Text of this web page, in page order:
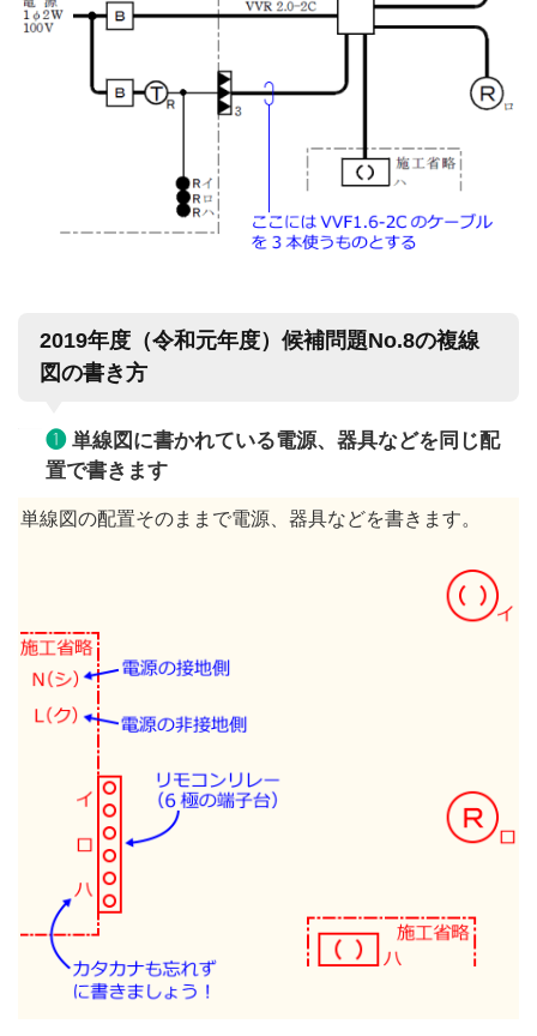
2019年度（令和元年度）候補問題No.8の複線
図の書き方
❶単線図に書かれている電源、器具などを同じ配
置で書きます
単線図の配置そのままで電源、器具などを書きます。